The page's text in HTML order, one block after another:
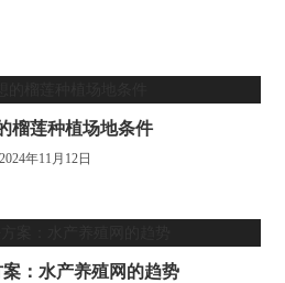
榴莲种植场地条件
2024年11月12日
：水产养殖网的趋势